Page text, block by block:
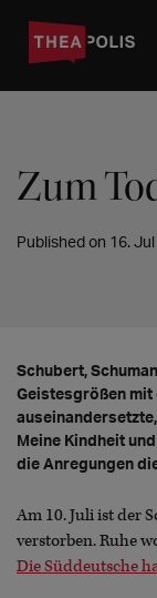
Zum
Published on 16.
Schubert,
Geistesgrößen
Meine Kindheit
die Anregungen
Am 10. Juli ist der
verstorben. Ruhe
Die Süddeutsche